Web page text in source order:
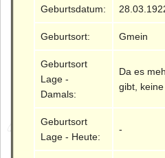
Geburtsdatum:
Geburtsort: Gmein
Geburtsort
Lage -
Damals:
Da es
gibt,
Geburtsort
Lage - Heute:
-